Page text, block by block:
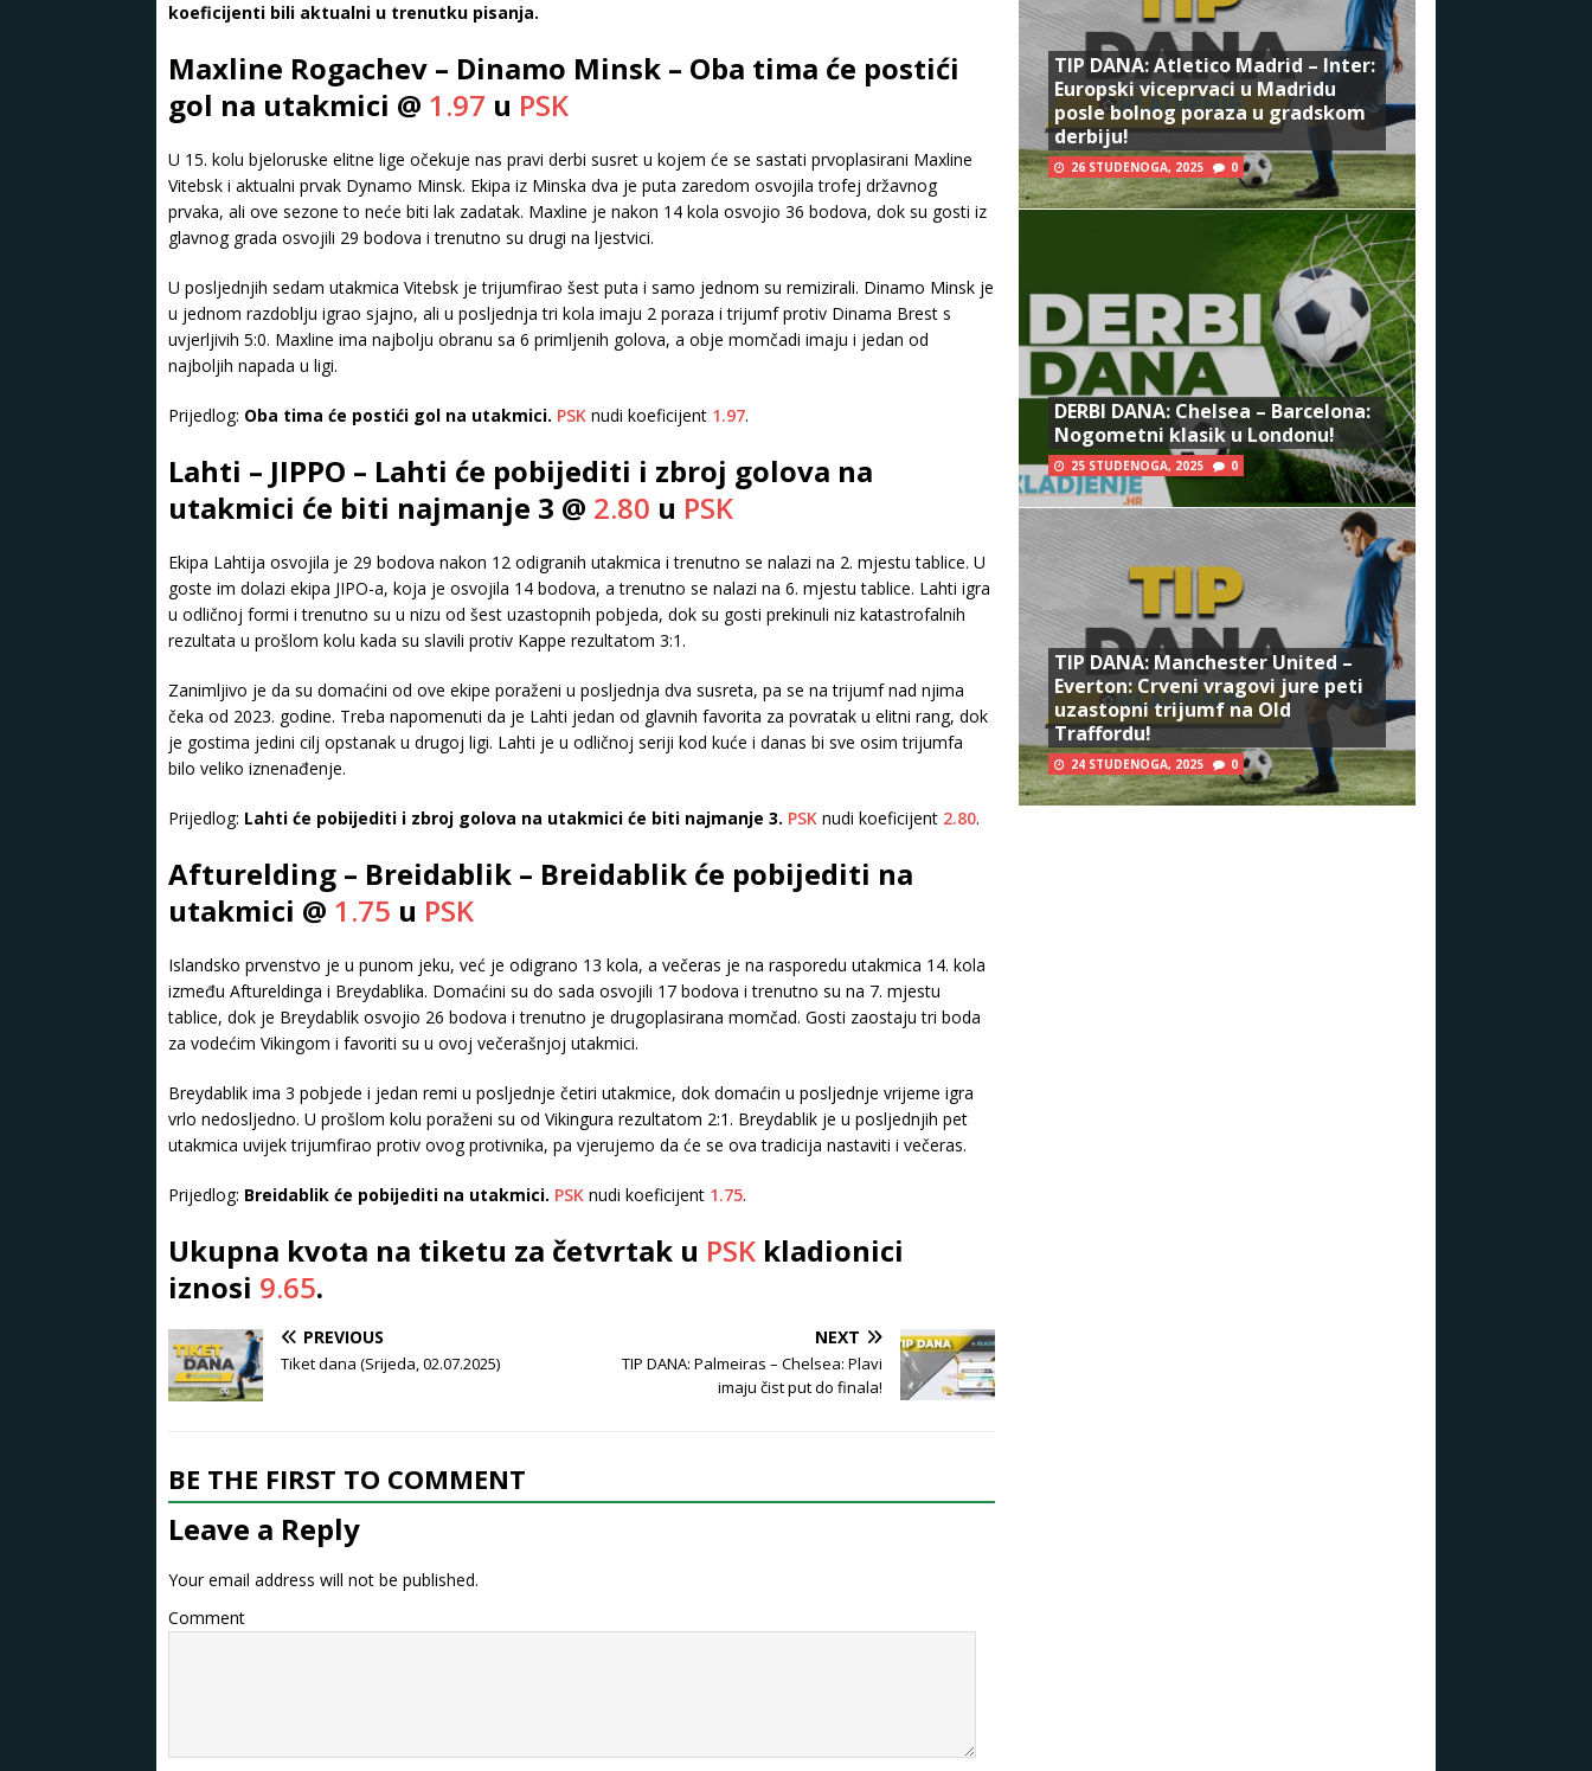
koeficijenti bili aktualni u trenutku pisanja.
Maxline Rogachev – Dinamo Minsk – Oba tima će postići
gol na utakmici @ 1.97 u PSK
U 15. kolu bjeloruske elitne lige očekuje nas pravi derbi susret u kojem će se sastati prvoplasirani Maxline
Vitebsk i aktualni prvak Dynamo Minsk. Ekipa iz Minska dva je puta zaredom osvojila trofej državnog
prvaka, ali ove sezone to neće biti lak zadatak. Maxline je nakon 14 kola osvojio 36 bodova, dok su gosti iz
glavnog grada osvojili 29 bodova i trenutno su drugi na ljestvici.
U posljednjih sedam utakmica Vitebsk je trijumfirao šest puta i samo jednom su remizirali. Dinamo Minsk je
u jednom razdoblju igrao sjajno, ali u posljednja tri kola imaju 2 poraza i trijumf protiv Dinama Brest s
uvjerljivih 5:0. Maxline ima najbolju obranu sa 6 primljenih golova, a obje momčadi imaju i jedan od
najboljih napada u ligi.
Prijedlog: Oba tima će postići gol na utakmici. PSK nudi koeficijent 1.97.
Lahti – JIPPO – Lahti će pobijediti i zbroj golova na
utakmici će biti najmanje 3 @ 2.80 u PSK
Ekipa Lahtija osvojila je 29 bodova nakon 12 odigranih utakmica i trenutno se nalazi na 2. mjestu tablice. U
goste im dolazi ekipa JIPO-a, koja je osvojila 14 bodova, a trenutno se nalazi na 6. mjestu tablice. Lahti igra
u odličnoj formi i trenutno su u nizu od šest uzastopnih pobjeda, dok su gosti prekinuli niz katastrofalnih
rezultata u prošlom kolu kada su slavili protiv Kappe rezultatom 3:1.
Zanimljivo je da su domaćini od ove ekipe poraženi u posljednja dva susreta, pa se na trijumf nad njima
čeka od 2023. godine. Treba napomenuti da je Lahti jedan od glavnih favorita za povratak u elitni rang, dok
je gostima jedini cilj opstanak u drugoj ligi. Lahti je u odličnoj seriji kod kuće i danas bi sve osim trijumfa
bilo veliko iznenađenje.
Prijedlog: Lahti će pobijediti i zbroj golova na utakmici će biti najmanje 3. PSK nudi koeficijent 2.80.
Afturelding – Breidablik – Breidablik će pobijediti na
utakmici @ 1.75 u PSK
Islandsko prvenstvo je u punom jeku, već je odigrano 13 kola, a večeras je na rasporedu utakmica 14. kola
između Aftureldinga i Breydablika. Domaćini su do sada osvojili 17 bodova i trenutno su na 7. mjestu
tablice, dok je Breydablik osvojio 26 bodova i trenutno je drugoplasirana momčad. Gosti zaostaju tri boda
za vodećim Vikingom i favoriti su u ovoj večerašnjoj utakmici.
Breydablik ima 3 pobjede i jedan remi u posljednje četiri utakmice, dok domaćin u posljednje vrijeme igra
vrlo nedosljedno. U prošlom kolu poraženi su od Vikingura rezultatom 2:1. Breydablik je u posljednjih pet
utakmica uvijek trijumfirao protiv ovog protivnika, pa vjerujemo da će se ova tradicija nastaviti i večeras.
Prijedlog: Breidablik će pobijediti na utakmici. PSK nudi koeficijent 1.75.
Ukupna kvota na tiketu za četvrtak u PSK kladionici
iznosi 9.65.
PREVIOUS
Tiket dana (Srijeda, 02.07.2025)
NEXT
TIP DANA: Palmeiras – Chelsea: Plavi
imaju čist put do finala!
BE THE FIRST TO COMMENT
Leave a Reply
Your email address will not be published.
Comment
TIP DANA: Atletico Madrid – Inter:
Europski viceprvaci u Madridu
posle bolnog poraza u gradskom
derbiju!
26 STUDENOGA, 2025 0
DERBI DANA: Chelsea – Barcelona:
Nogometni klasik u Londonu!
25 STUDENOGA, 2025 0
TIP DANA: Manchester United –
Everton: Crveni vragovi jure peti
uzastopni trijumf na Old
Traffordu!
24 STUDENOGA, 2025 0